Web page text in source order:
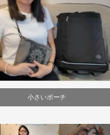
応用
メディア
の最前線
ネットの話題小さいポーチ